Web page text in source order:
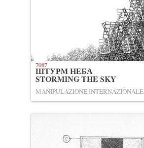
ШТУРМ НЕБА
STORMING THE SKY
MANIPULAZIONE INTERNAZIONALE
7087